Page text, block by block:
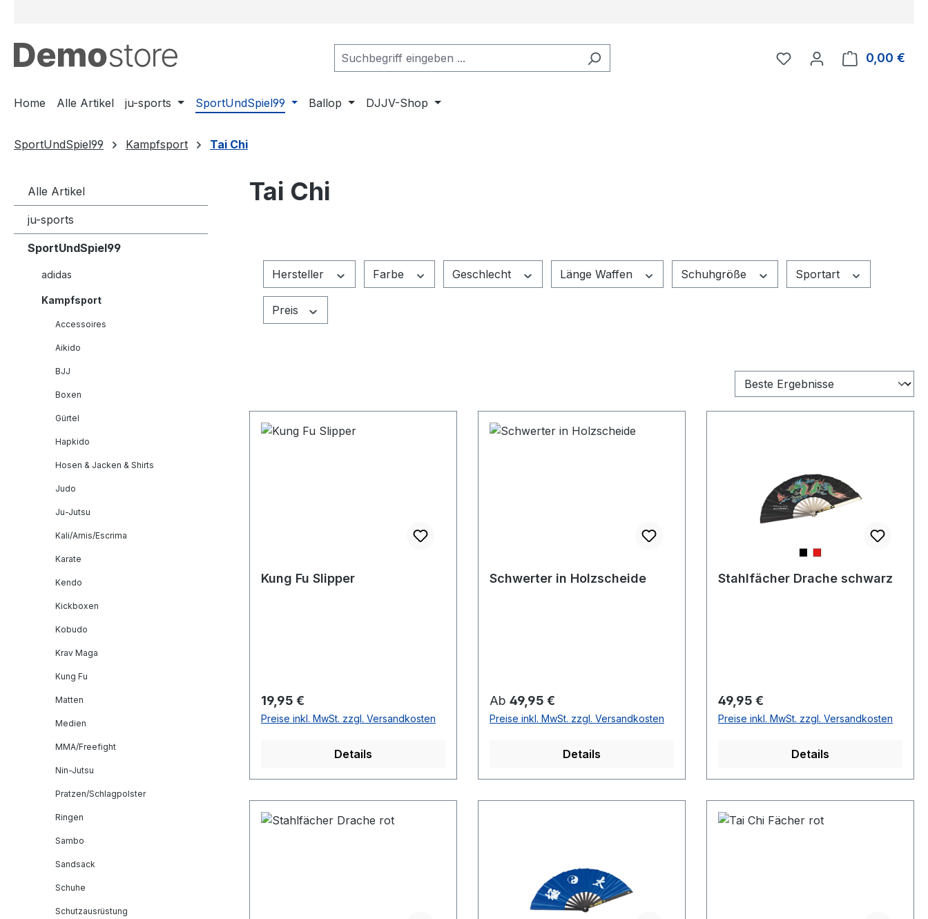
Du hast 0 Produkte auf
0,00 €
Home Alle Artikel ju-sports SportUndSpiel99 Ballop DJJV-Shop
SportUndSpiel99 Kampfsport Tai Chi
Alle Artikel
ju-sports
SportUndSpiel99
adidas
Kampfsport
Accessoires
Aikido
BJJ
Boxen
Gürtel
Hapkido
Hosen & Jacken & Shirts
Judo
Ju-Jutsu
Kali/Arnis/Escrima
Karate
Kendo
Kickboxen
Kobudo
Krav Maga
Kung Fu
Matten
Medien
MMA/Freefight
Nin-Jutsu
Pratzen/Schlagpolster
Ringen
Sambo
Sandsack
Schuhe
Schutzausrüstung
Tai Chi
Hersteller Farbe Geschlecht Länge Waffen Schuhgröße Sportart
Preis
Kung Fu Slipper
Regulärer Preis:
19,95 €
Preise inkl. MwSt. zzgl. Versandkosten
Details
Schwerter in Holzscheide
Regulärer Preis:
Ab 49,95 €
Preise inkl. MwSt. zzgl. Versandkosten
Details
Stahlfächer Drache schwarz
Regulärer Preis:
49,95 €
Preise inkl. MwSt. zzgl. Versandkosten
Details